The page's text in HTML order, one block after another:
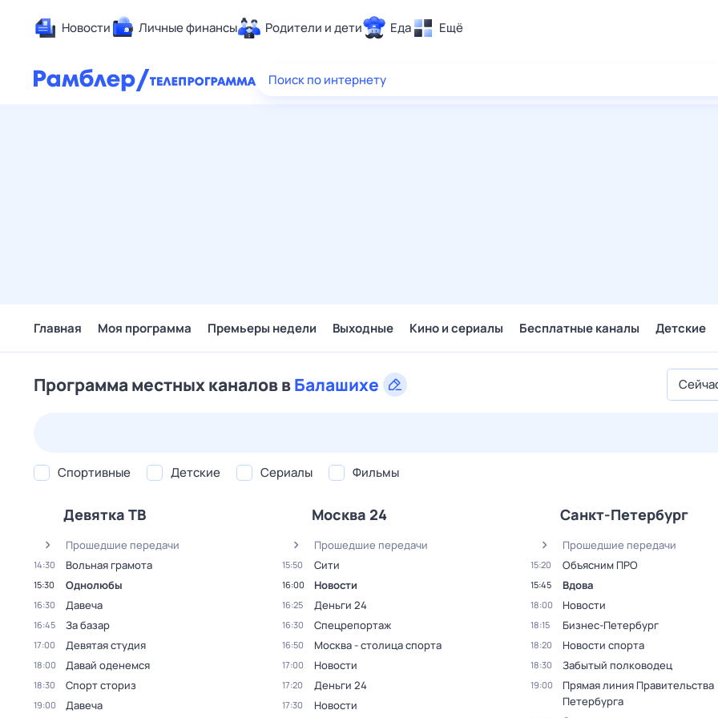
Новости Личные финансы Родители и дети Еда Ещё
Здоровье
Поиск по интернету
Главная Моя программа Премьеры недели Выходные Кино и сериалы Бесплатные каналы Детские
Программа местных каналов вБалашихе
Спортивные Детские Сериалы Фильмы
Девятка ТВ
Прошедшие передачи
14:30 Вольная грамота
15:30 Однолюбы
16:30 Давеча
16:45 За базар
17:00 Девятая студия
18:00 Давай оденемся
18:30 Спорт сториз
19:00 Давеча
Москва 24
Прошедшие передачи
15:50 Сити
16:00 Новости
16:25 Деньги 24
16:30 Спецрепортаж
16:50 Москва - столица спорта
17:00 Новости
17:20 Деньги 24
17:30 Новости
Санкт-Петербург
Прошедшие передачи
15:20 Объясним ПРО
15:45 Вдова
18:00 Новости
18:15 Бизнес-Петербург
18:20 Новости спорта
18:30 Забытый полководец
19:00
Прямая линия Правительства
Петербурга